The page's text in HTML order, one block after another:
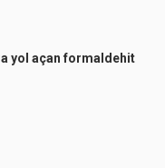
yol açan formaldehit